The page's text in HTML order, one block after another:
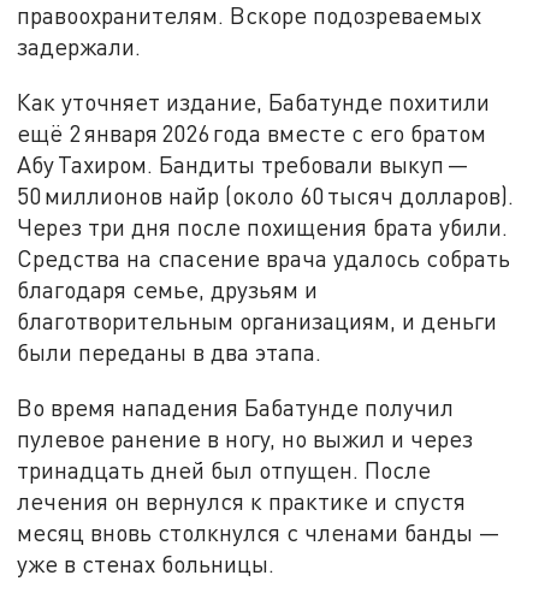
правоохранителям. Вскоре подозреваемых
задержали.
Как уточняет издание, Бабатунде похитили
ещё 2 января 2026 года вместе с его братом
Абу Тахиром. Бандиты требовали выкуп —
50 миллионов найр (около 60 тысяч долларов).
Через три дня после похищения брата убили.
Средства на спасение врача удалось собрать
благодаря семье, друзьям и
благотворительным организациям, и деньги
были переданы в два этапа.
Во время нападения Бабатунде получил
пулевое ранение в ногу, но выжил и через
тринадцать дней был отпущен. После
лечения он вернулся к практике и спустя
месяц вновь столкнулся с членами банды —
уже в стенах больницы.